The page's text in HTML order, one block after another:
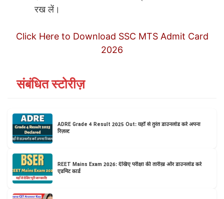
रख लें।
Click Here to Download SSC MTS Admit Card
2026
संबंधित स्टोरीज़
ADRE Grade 4 Result 2025 Out: यहाँ से तुरंत डाउनलोड करें अपना
रिज़ल्ट
REET Mains Exam 2026: देखिए परीक्षा की तारीख़ और डाउनलोड करें
एडमिट कार्ड